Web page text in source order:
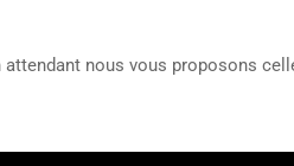
nous vous proposons